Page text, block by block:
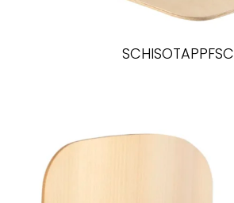
SCHISOTAPPFSC